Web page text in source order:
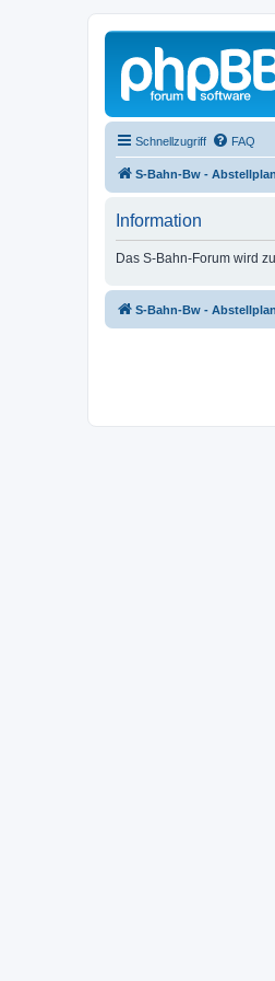
Schnellzugriff FAQ
S-Bahn-Bw - Abstellplan
Information
Das S-Bahn-Forum wird
S-Bahn-Bw - Abstellplan